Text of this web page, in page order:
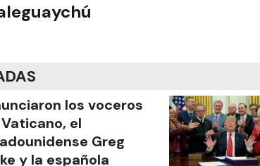
los voceros
el
Greg
y la española